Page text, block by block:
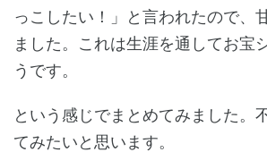
っこしたい！」と言われたので、
ました。これは生涯を通してお宝
うです。
という感じでまとめてみました。
てみたいと思います。